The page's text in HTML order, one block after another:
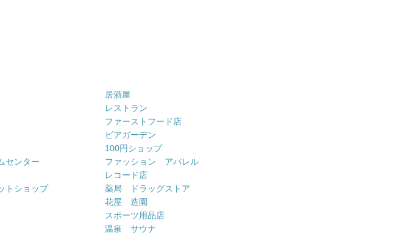
居酒屋
レストラン
ファーストフード店
ビアガーデン
100円ショップ
センター
ファッション アパレル
レコード店
トショップ
薬局 ドラッグストア
花屋 造園
スポーツ用品店
温泉 サウナ